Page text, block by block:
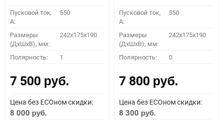
Пусковой ток,
A:
550
Размеры
(ДхШхВ), мм:
242x175x190
Полярность: 1
7 500 руб.
Цена без ECOном скидки:
8 000 руб.
Пусковой ток,
A:
550
Размеры
(ДхШхВ), мм:
242x175x190
Полярность: 0
7 800 руб.
Цена без ECOном скидки:
8 300 руб.